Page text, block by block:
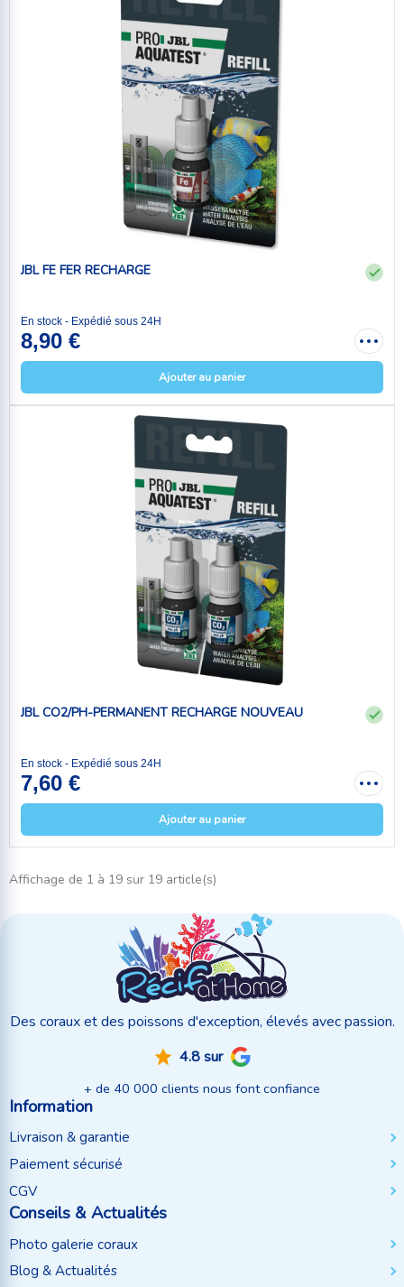
JBL FE FER RECHARGE
En stock - Expédié sous 24H
8,90 €
Ajouter au panier
JBL CO2/PH-PERMANENT RECHARGE NOUVEAU
En stock - Expédié sous 24H
7,60 €
Ajouter au panier
Affichage de 1 à 19 sur 19 article(s)
Des coraux et des poissons d'exception, élevés avec passion.
4.8 sur
+ de 40 000 clients nous font confiance
Information
Livraison & garantie
Paiement sécurisé
CGV
Conseils & Actualités
Photo galerie coraux
Blog & Actualités